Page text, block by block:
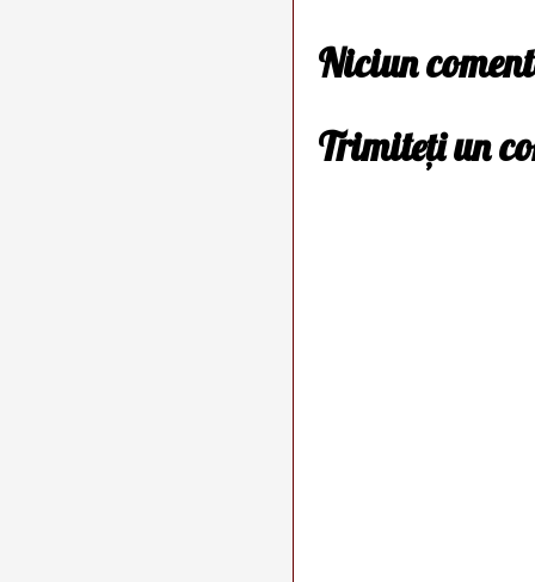
Niciun
Trimiteți un